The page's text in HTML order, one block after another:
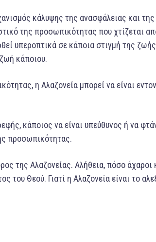
κάλυψης της ανασφάλειας και της
της προσωπικότητας που χτίζεται
υπεροπτικά σε κάποια στιγμή της
κάποιου.
η Αλαζονεία μπορεί να είναι
κάποιος να είναι υπεύθυνος ή να
προσωπικότητας.
της Αλαζονείας. Αλήθεια, πόσο άχαροι
του Θεού. Γιατί η Αλαζονεία είναι το